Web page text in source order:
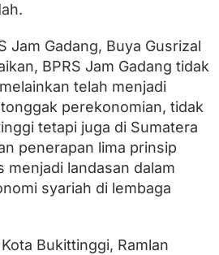
Jam Gadang, Buya Gusrizal
BPRS Jam Gadang tidak
telah menjadi
perekonomian, tidak
tetapi juga di Sumatera
penerapan lima prinsip
menjadi landasan dalam
syariah di lembaga
Bukittinggi, Ramlan